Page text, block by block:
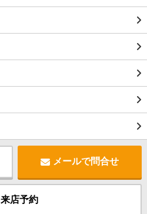
メールで問合せ
来店予約